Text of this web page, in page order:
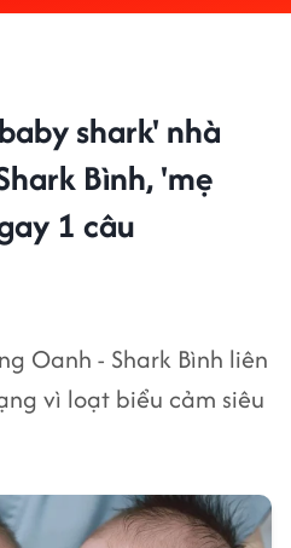
shark' nhà
Bình, 'mẹ
1 câu
Oanh - Shark Bình liên
vì loạt biểu cảm siêu